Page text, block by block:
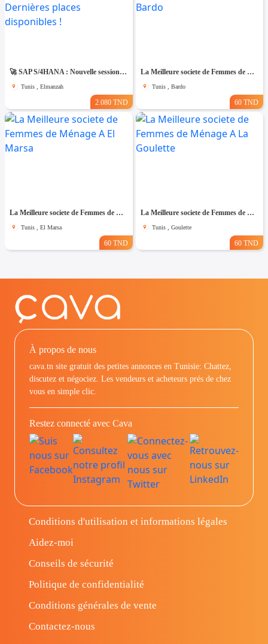
🚀 SAP S/4HANA : Nouvelle session – Dernières places disponibles !
Tunis , Elmanzah
2.080 TND
La Meilleure societe de Femmes de Ménage A Bardo
Tunis , Bardo
60 TND
La Meilleure societe de Femmes de Ménage A El Marsa
Tunis , El Marsa
60 TND
La Meilleure societe de Femmes de Ménage A La Goulette
Tunis , Goulette
60 TND
À propos de nous
cava.tn site gratuit des petites annonces en Tunisie: Chattez,
discutez et négociez. Les vendeurs et acheteurs prés de chez
vous en simple clic.
Restez connecté avec Cava
Conditions d'utilisation et informations légales
Aidez-moi
Conseils de sécurité
Politique de confidentialité
Conditions générales de vente
Contactez-nous